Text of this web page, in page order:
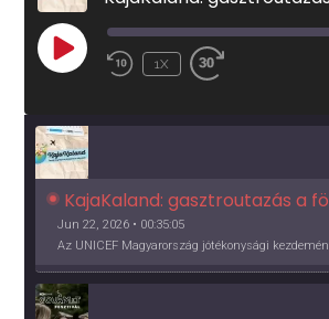
PLAY
EPISODE
1X
KajaKaland: gasztroutazás a
Jun 22, 2026 • 00:35:05